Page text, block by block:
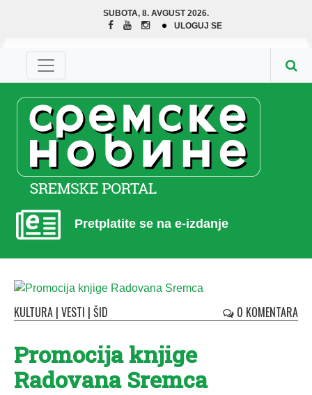
SUBOTA, 8. AVGUST 2026.
ULOGUJ SE
Pretplatite se na e-izdanje
KULTURA | VESTI | ŠID 0 KOMENTARA
Promocija knjige
Radovana Sremca